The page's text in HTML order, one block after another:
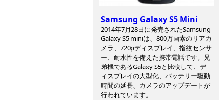
Samsung Galaxy S5 Mini
2014年7月28日に発売されたSamsung
Galaxy S5 miniは、800万画素のリアカ
メラ、720pディスプレイ、指紋センサ
ー、耐水性を備えた携帯電話です。兄
弟機であるGalaxy S5と比較して、デ
ィスプレイの大型化、バッテリー駆動
時間の延長、カメラのアップデートが
行われています。